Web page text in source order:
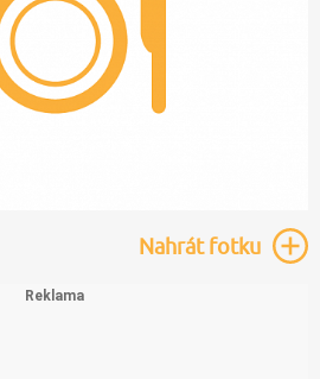
Nahrátfotku